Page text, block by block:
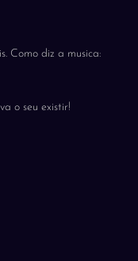
Como diz a musica:
o seu existir!